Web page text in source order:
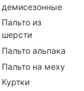
демисезонные
Пальто из
шерсти
Пальто альпака
Пальто на меху
Куртки